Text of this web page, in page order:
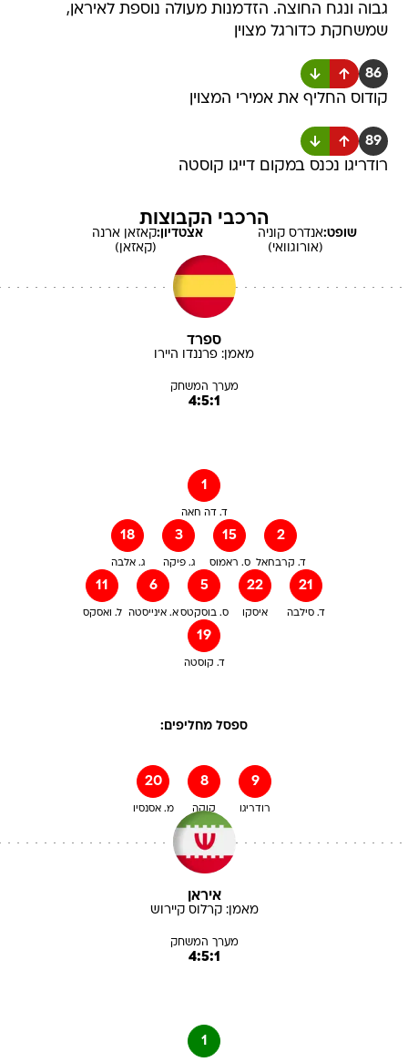
גבוה ונגח החוצה. הזדמנות מעולה נוספת לאיראן,
שמשחקת כדורגל מצוין
86
קודוס החליף את אמירי המצוין
89
רודריגו נכנס במקום דייגו קוסטה
הרכבי הקבוצות
שופט:אנדרס קוניה
(אורוגוואי)
אצטדיון:קאזאן ארנה
(קאזאן)
ספרד
מאמן: פרננדו היירו
מערך המשחק
4:5:1
1
ד. דה חאה
18
ג. אלבה
3
ג. פיקה
15
ס. ראמוס
2
ד. קרבחאל
11
ל. ואסקס
6
א. אינייסטה
5
ס. בוסקטס
22
איסקו
21
ד. סילבה
19
ד. קוסטה
ספסל מחליפים:
20
מ. אסנסיו
8
קוקה
9
רודריגו
איראן
מאמן:קרלוס קיירוש
מערך המשחק
4:5:1
1